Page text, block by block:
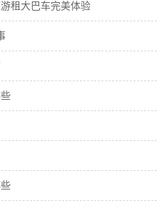
租大巴车完美体验